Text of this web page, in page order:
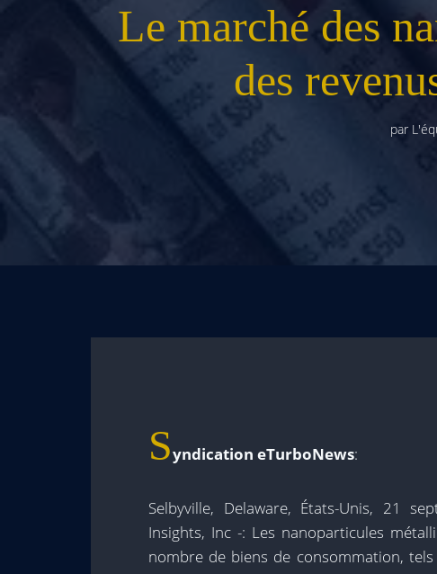
Le marché des
des
par
Syndication eTurboNews:
Selbyville, Delaware, États-Unis, 21
Insights, Inc -: Les nanoparticules
nombre de biens de consommation,